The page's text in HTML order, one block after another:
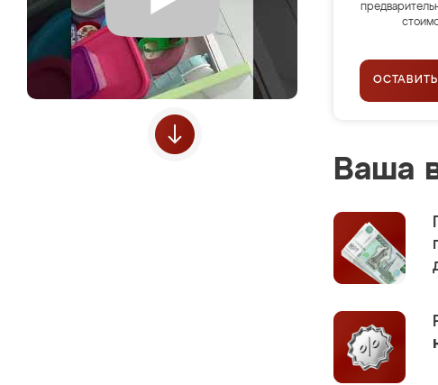
Ваша